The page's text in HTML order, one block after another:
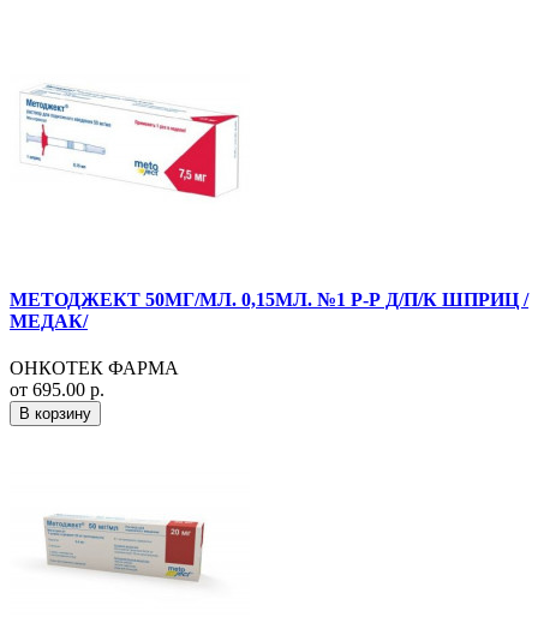
МЕТОДЖЕКТ 50МГ/МЛ. 0,15МЛ. №1 Р-Р Д/П/К ШПРИЦ /
МЕДАК/
ОНКОТЕК ФАРМА
от 695.00 р.
В корзину